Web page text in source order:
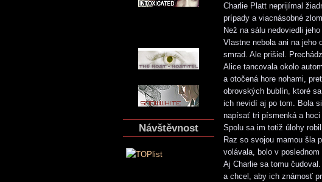
Návštěvnost
Charlie Platt neprijímal
prípady a viacnásobné
Než na sálu nedoviedli
Vlastne nebola ani na jeho
smrad. Ale prišiel.
Alice tancovala okolo
a otočená hore nohami,
obrovských bublín, ktoré
ich nevidí aj po tom. Bola
napísať tri písmenká a
Spolu sa im totiž úlohy
Raz so svojou mamou šla
volávala, bolo v poslednom
Aj Charlie sa tomu
a chcel, aby ich známosť